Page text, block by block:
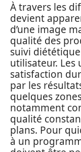
À travers les
devient
d’une image
qualité des
suivi
utilisateur.
satisfaction
par les
quelques
notamment
qualité
plans. Pour
à un